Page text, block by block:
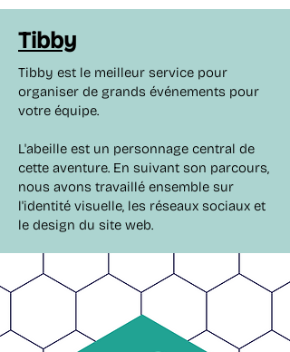
Tibby
Tibby est le meilleur service pour
organiser de grands événements pour
votre équipe.
L'abeille est un personnage central de
cette aventure. En suivant son parcours,
nous avons travaillé ensemble sur
l'identité visuelle, les réseaux sociaux et
le design du site web.